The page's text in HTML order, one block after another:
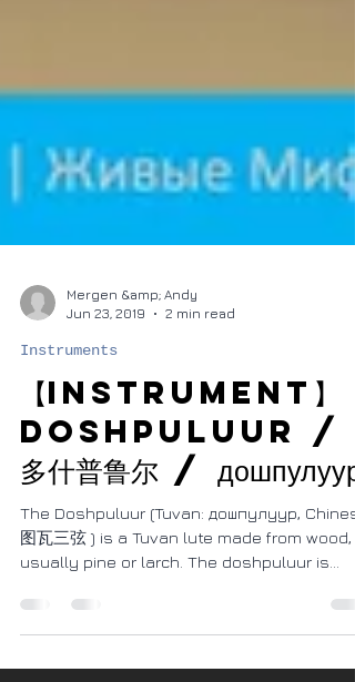
Jun 23, 2019
Instruments
【Instrument】
Doshpuluur /
多什普鲁尔 / дошпулуур
The Doshpuluur (Tuvan: дошпулуур,
usually pine or larch. The doshpuluur is
played by...